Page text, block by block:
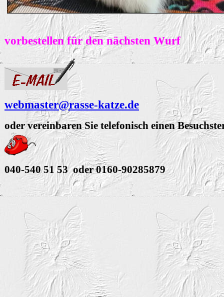
vorbestellen für den nächsten Wurf
webmaster@rasse-katze.de
oder vereinbaren Sie telefonisch einen
040-540 51 53 oder 0160-90285879